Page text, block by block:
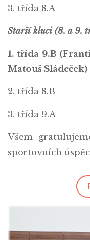
3. třída 8.A
Starší kluci (8. a 9.
1. třída 9.B
Matouš Sládeček)
2. třída 8.B
3. třída 9.A
Všem
sportovních